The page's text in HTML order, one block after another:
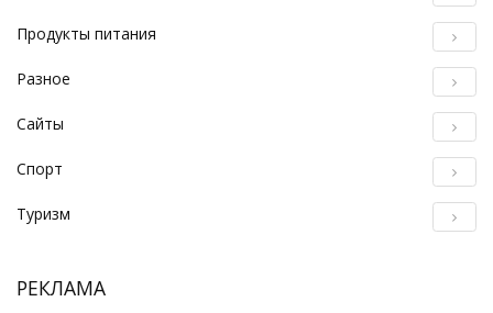
Продукты питания
Разное
Сайты
Спорт
Туризм
РЕКЛАМА